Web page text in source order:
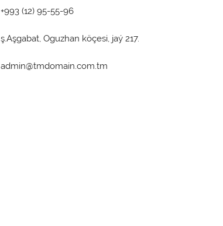
+993 (12) 95-55-96
ş.Aşgabat, Oguzhan köçesi, jaý 217.
admin@tmdomain.com.tm